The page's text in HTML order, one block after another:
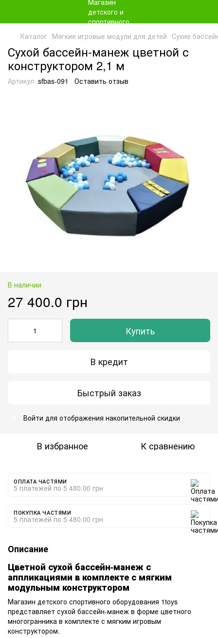
Каталог Мягкие игровые модули для детей Сухие
Сухой бассейн-манеж цветной с
конструктором 2,1 м
Артикул: sfbas-091 Оставить отзыв
В наличии
27 400.0 грн
Купить
В кредит
Быстрый заказ
Войти для отображения накопительной скидки
В избранное К сравнению
ОПЛАТА ЧАСТЯМИ
5 платежей по 5 480.00 грн
ПОКУПКА ЧАСТЯМИ
5 платежей по 5 480.00 грн
Описание
Цветной сухой бассейн-манеж с
аппликациями в комплекте с мягким
модульным конструктором
Магазин детского спортивного оборудования 1toys
представляет сухой бассейн-манеж в форме цветного
многогранника в комплекте с мягким игровым
конструктором.